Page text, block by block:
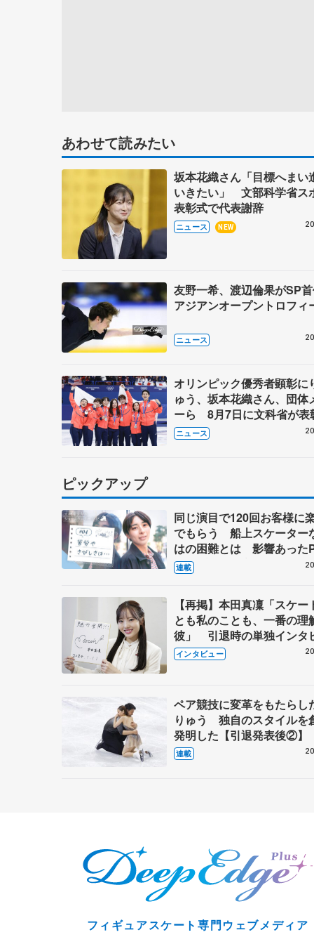
あわせて読みたい
坂本花織さん「目標へまい
いきたい」 文部科学省ス
表彰式で代表謝辞
ニュース NEW
友野一希、渡辺倫果がSP
アジアンオープントロフィ
ニュース
オリンピック優秀者顕彰に
ゅう、坂本花織さん、団体
ーら 8月7日に文科省が表
ブルーノ・マルコット、中
らコーチも
ニュース
ピックアップ
同じ演目で120回お客様に
でもらう 船上スケーター
はの困難とは 影響あった
キャプテン松永さんの存在
連載
【再掲】本田真凜「スケー
とも私のことも、一番の理
彼」 引退時の単独インタ
で語った競技人生や家族、
インタビュー
ペア競技に変革をもたらし
りゅう 独自のスタイルを
発明した【引退発表後②】
連載
フィギュアスケート専門ウェブメディア